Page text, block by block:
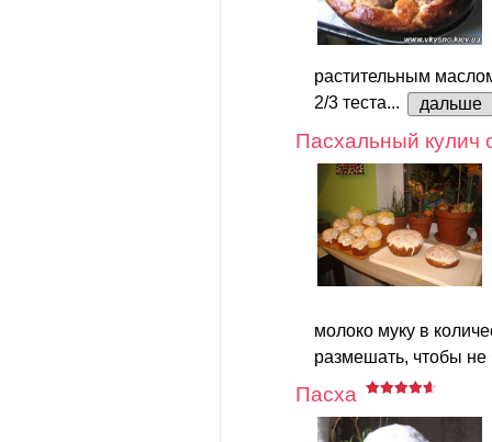
растительным
2/3 теста...
дальше
Пасхальный кулич
молоко муку в
размешать, чтобы
Пасха